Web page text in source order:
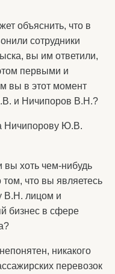
объяснить, что в
сотрудники
вы им ответили,
первыми и
вы в этот момент
и Ничипоров В.Н.?
Ничипорову Ю.В.
вы хоть чем-нибудь
том, что вы являетесь
В.Н. лицом и
бизнес в сфере
никакого
перевозок